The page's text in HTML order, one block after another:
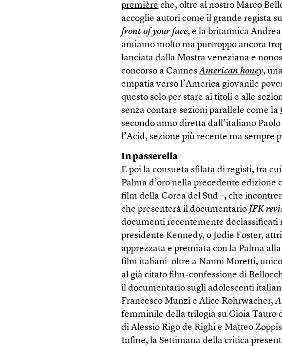
première che, oltre al nostro Marco
accoglie autori come il grande regista
front of your face, e la britannica
amiamo molto ma purtroppo ancora
lanciata dalla Mostra veneziana e
concorso a CannesAmerican honey,
empatia verso l’America giovanile
questo solo per stare ai titoli e alle
senza contare sezioni parallele come la
secondo anno diretta dall’italiano
l’Acid, sezione più recente ma sempre
In passerella
E poi la consueta sfilata di registi, tra
Palma d’oro nella precedente edizione
film della Corea del Sud –, che
che presenterà il documentario JFK
documenti recentemente declassificati
presidente Kennedy, o Jodie Foster,
apprezzata e premiata con la Palma
film italiani: oltre a Nanni Moretti,
al già citato film-confessione di
il documentario sugli adolescenti
Francesco Munzi e Alice Rohrwacher,
femminile della trilogia su Gioia Tauro
di Alessio Rigo de Righi e Matteo
Infine, la Settimana della critica